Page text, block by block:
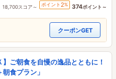
18,700スコア～ ポイント 2% 374ポイント～
クーポンGET
】ご朝食を自慢の逸品とともに！
食プラン」